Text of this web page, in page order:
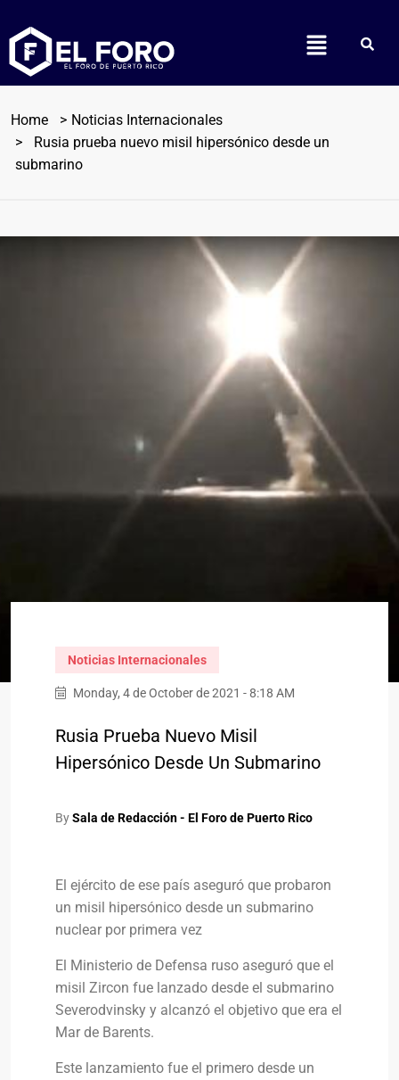
Home
Noticias Internacionales
Rusia prueba nuevo misil hipersónico desde un
submarino
Noticias Internacionales
Monday, 4 de October de 2021 - 8:18 AM
Rusia Prueba Nuevo Misil
Hipersónico Desde Un Submarino
BySala de Redacción - El Foro de Puerto Rico
El ejército de ese país aseguró que probaron
un misil hipersónico desde un submarino
nuclear por primera vez
El Ministerio de Defensa ruso aseguró que el
misil Zircon fue lanzado desde el submarino
Severodvinsky y alcanzó el objetivo que era el
Mar de Barents.
Este lanzamiento fue el primero desde un